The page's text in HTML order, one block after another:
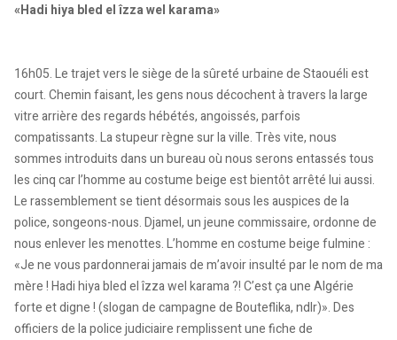
«Hadi hiya bled el îzza wel karama»
16h05. Le trajet vers le siège de la sûreté urbaine de Staouéli est
court. Chemin faisant, les gens nous décochent à travers la large
vitre arrière des regards hébétés, angoissés, parfois
compatissants. La stupeur règne sur la ville. Très vite, nous
sommes introduits dans un bureau où nous serons entassés tous
les cinq car l’homme au costume beige est bientôt arrêté lui aussi.
Le rassemblement se tient désormais sous les auspices de la
police, songeons-nous. Djamel, un jeune commissaire, ordonne de
nous enlever les menottes. L’homme en costume beige fulmine :
«Je ne vous pardonnerai jamais de m’avoir insulté par le nom de ma
mère ! Hadi hiya bled el îzza wel karama ?! C’est ça une Algérie
forte et digne ! (slogan de campagne de Bouteflika, ndlr)». Des
officiers de la police judiciaire remplissent une fiche de